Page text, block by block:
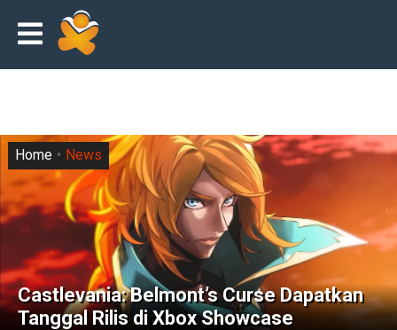
Castlevania: Belmont’s Curse Dapatkan
Tanggal Rilis di Xbox Showcase
Home News